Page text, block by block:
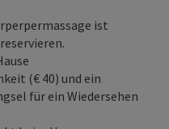
ist
(€ 40) und ein
für ein Wiedersehen